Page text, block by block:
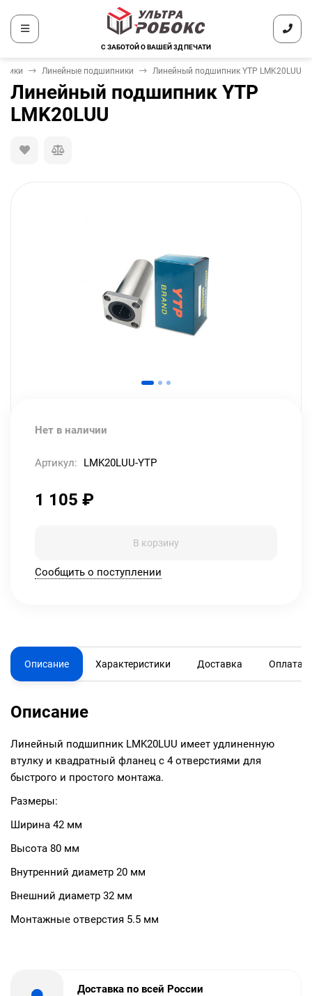
С ЗАБОТОЙ О ВАШЕЙ 3Д ПЕЧАТИ
Линейные подшипники Линейный подшипник YTP LMK20LUU
Линейный подшипник YTP
LMK20LUU
Нет в наличии
Артикул: LMK20LUU-YTP
1 105 ₽
В корзину
Сообщить о поступлении
Описание Характеристики Доставка Оплата
Описание
Линейный подшипник LMK20LUU имеет удлиненную
втулку и квадратный фланец с 4 отверстиями для
быстрого и простого монтажа.
Размеры:
Ширина 42 мм
Высота 80 мм
Внутренний диаметр 20 мм
Внешний диаметр 32 мм
Монтажные отверстия 5.5 мм
Доставка по всей России